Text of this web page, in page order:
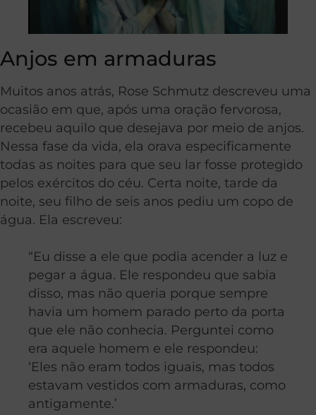
Anjos em armaduras
Muitos anos atrás, Rose Schmutz descreveu uma
ocasião em que, após uma oração fervorosa,
recebeu aquilo que desejava por meio de anjos.
Nessa fase da vida, ela orava especificamente
todas as noites para que seu lar fosse protegido
pelos exércitos do céu. Certa noite, tarde da
noite, seu filho de seis anos pediu um copo de
água. Ela escreveu:
“Eu disse a ele que podia acender a luz e
pegar a água. Ele respondeu que sabia
disso, mas não queria porque sempre
havia um homem parado perto da porta
que ele não conhecia. Perguntei como
era aquele homem e ele respondeu:
‘Eles não eram todos iguais, mas todos
estavam vestidos com armaduras, como
antigamente.’